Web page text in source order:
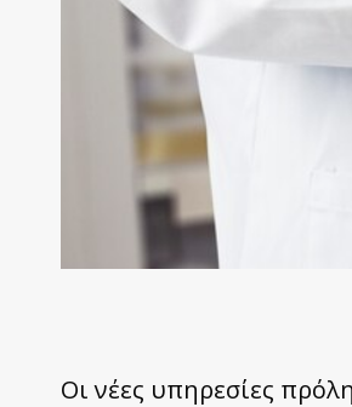
Οι νέες υπηρεσίες